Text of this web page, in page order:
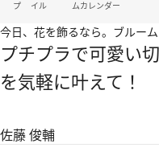
プ
イル
ムカレンダー
今日、花を飾るなら。ブルー
プチプラで可愛い
を気軽に叶えて！
佐藤 俊輔